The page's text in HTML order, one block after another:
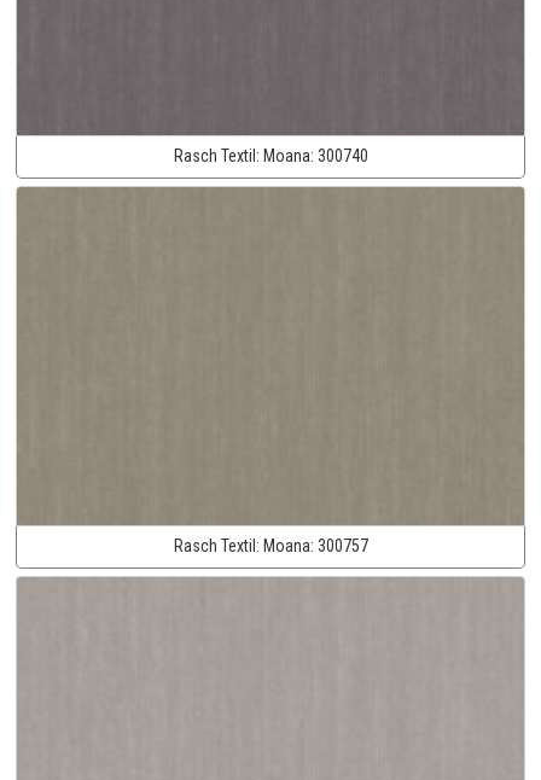
Rasch Textil: Moana: 300740
Rasch Textil: Moana: 300757